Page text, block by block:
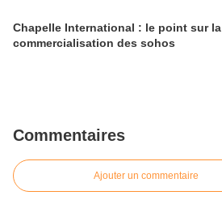
Chapelle International : le point sur la
commercialisation des sohos
Commentaires
Ajouter un commentaire